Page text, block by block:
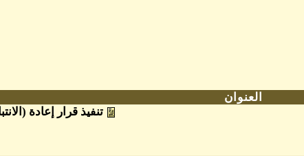
العنوان
تنفيذ قرار إعادة